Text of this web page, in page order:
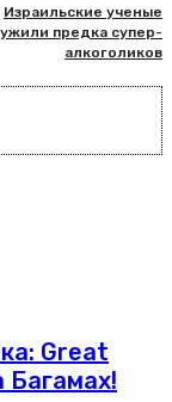
Израильские ученые
предка супер-
алкоголиков
Great
Багамах!